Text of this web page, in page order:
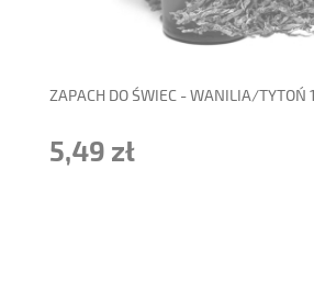
ZAPACH DO ŚWIEC - WANILIA/TYTOŃ
5,49 zł